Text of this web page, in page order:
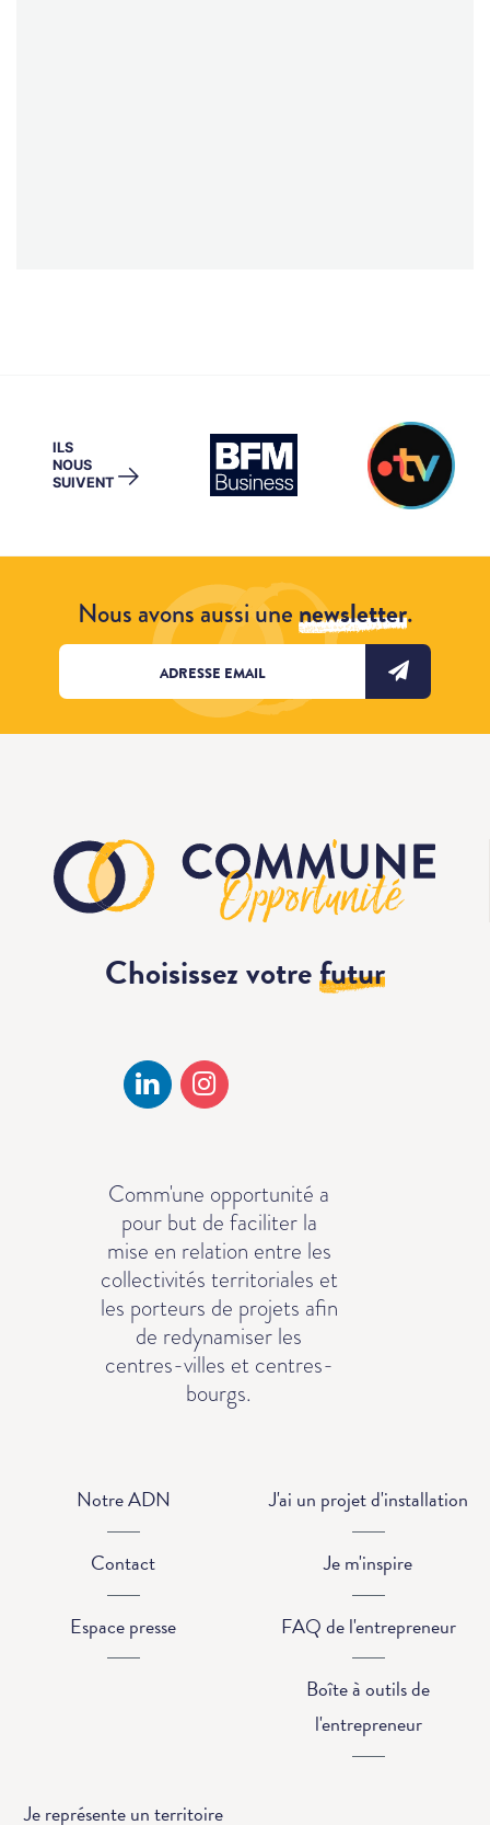
ILS
NOUS
SUIVENT →
Nous avons aussi unenewsletter.
Choisissez votrefutur
Comm'une opportunité a
pour but de faciliter la
mise en relation entre les
collectivités territoriales et
les porteurs de projets afin
de redynamiser les
centres-villes et centres-
bourgs.
Notre ADN
Contact
Espace presse
J'ai un projet d'installation
Je m'inspire
FAQ de l'entrepreneur
Boîte à outils de
l'entrepreneur
Je représente un territoire